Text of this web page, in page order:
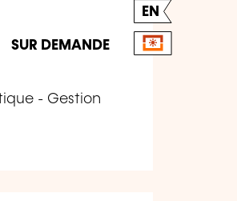
EN
SUR DEMANDE
- Gestion